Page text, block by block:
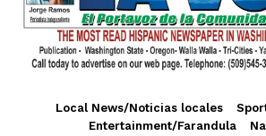
Local News/Noticias locales
Entertainment/Farandula